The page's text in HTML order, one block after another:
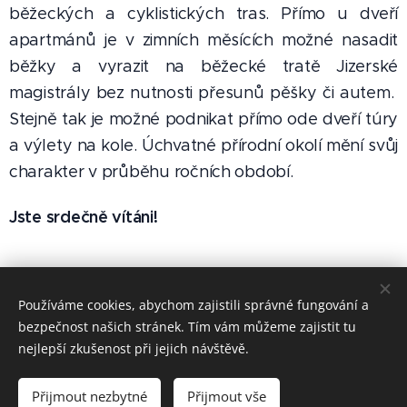
běžeckých a cyklistických tras. Přímo u dveří
apartmánů je v zimních měsících možné nasadit
běžky a vyrazit na běžecké tratě Jizerské
magistrály bez nutnosti přesunů pěšky či autem.
Stejně tak je možné podnikat přímo ode dveří túry
a výlety na kole. Úchvatné přírodní okolí mění svůj
charakter v průběhu ročních období.
Jste srdečně vítáni!
Obrázky poskytlPexels
Používáme cookies, abychom zajistili správné fungování a
bezpečnost našich stránek. Tím vám můžeme zajistit tu
nejlepší zkušenost při jejich návštěvě.
Přijmout nezbytné Přijmout vše